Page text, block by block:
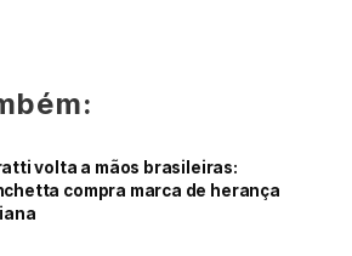
volta a mãos brasileiras:
compra marca de herança